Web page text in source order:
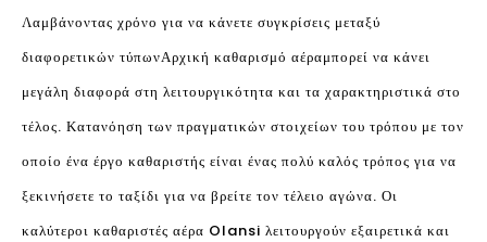
Λαμβάνοντας χρόνο για να κάνετε συγκρίσεις μεταξύ
διαφορετικών τύπωνΑρχική καθαρισμό αέραμπορεί να κάνει
μεγάλη διαφορά στη λειτουργικότητα και τα χαρακτηριστικά στο
τέλος. Κατανόηση των πραγματικών στοιχείων του τρόπου με τον
οποίο ένα έργο καθαριστής είναι ένας πολύ καλός τρόπος για να
ξεκινήσετε το ταξίδι για να βρείτε τον τέλειο αγώνα. Οι
καλύτεροι καθαριστές αέρα Olansi λειτουργούν εξαιρετικά και